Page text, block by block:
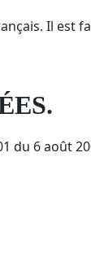
Il est
du 6 août